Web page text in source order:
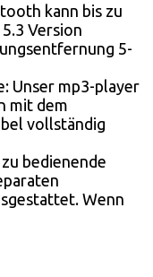
kann bis zu
Version
5-
Unser mp3-player
mit dem
vollständig
bedienende
Wenn